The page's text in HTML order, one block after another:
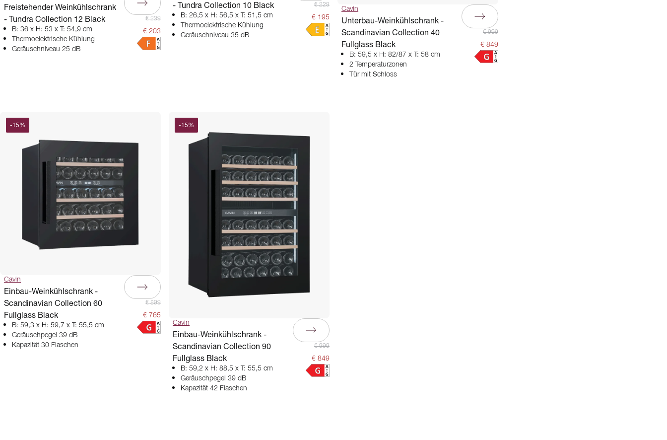
Freistehender Weinkühlschrank
- Tundra Collection 12 Black
B: 36 x H: 53 x T: 54,9 cm
Thermoelektrische Kühlung
Geräuschniveau 25 dB
€ 239
€ 203
- Tundra Collection 10 Black
B: 26,5 x H: 56,5 x T: 51,5 cm
Thermoelektrische Kühlung
Geräuschniveau 35 dB
€ 229
€ 195
Cavin
Unterbau-Weinkühlschrank -
Scandinavian Collection 40
Fullglass Black
B: 59,5 x H: 82/87 x T: 58 cm
2 Temperaturzonen
Tür mit Schloss
€ 999
€ 849
-15%
Cavin
Einbau-Weinkühlschrank -
Scandinavian Collection 60
Fullglass Black
B: 59,3 x H: 59,7 x T: 55,5 cm
Geräuschpegel 39 dB
Kapazität 30 Flaschen
€ 899
€ 765
-15%
Cavin
Einbau-Weinkühlschrank -
Scandinavian Collection 90
Fullglass Black
B: 59,2 x H: 88,5 x T: 55,5 cm
Geräuschpegel 39 dB
Kapazität 42 Flaschen
€ 999
€ 849